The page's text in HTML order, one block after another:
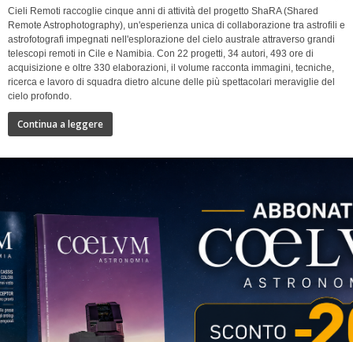
Cieli Remoti raccoglie cinque anni di attività del progetto ShaRA (Shared
Remote Astrophotography), un'esperienza unica di collaborazione tra astrofili e
astrofotografi impegnati nell'esplorazione del cielo australe attraverso grandi
telescopi remoti in Cile e Namibia. Con 22 progetti, 34 autori, 493 ore di
acquisizione e oltre 330 elaborazioni, il volume racconta immagini, tecniche,
ricerca e lavoro di squadra dietro alcune delle più spettacolari meraviglie del
cielo profondo.
Continua a leggere